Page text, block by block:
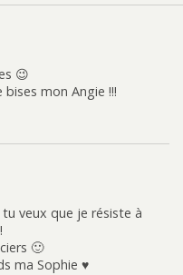
😉
mon Angie !!!
veux que je résiste à
🙂
ma Sophie ♥